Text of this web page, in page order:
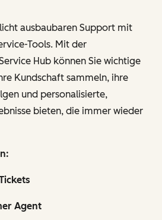
ausbaubaren Support mit
Tools. Mit der
Hub können Sie wichtige
Kundschaft sammeln, ihre
und personalisierte,
bieten, die immer wieder
Agent